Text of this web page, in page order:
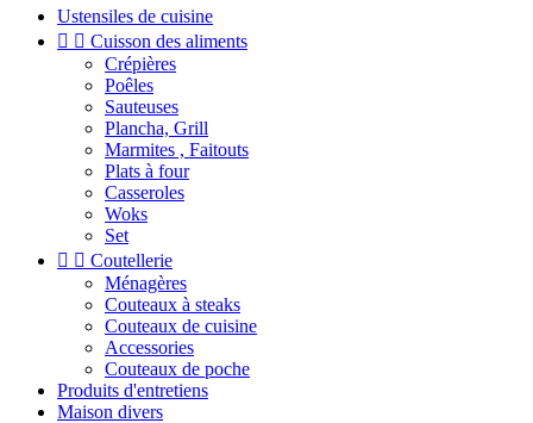
Ustensiles de cuisine
  Cuisson des aliments
Crépières
Poêles
Sauteuses
Plancha, Grill
Marmites , Faitouts
Plats à four
Casseroles
Woks
Set
  Coutellerie
Ménagères
Couteaux à steaks
Couteaux de cuisine
Accessories
Couteaux de poche
Produits d'entretiens
Maison divers